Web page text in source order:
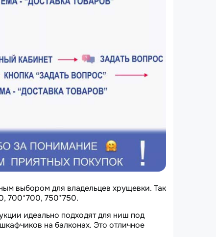
Замена глухой створки
Ремонт пластиковых окон
выбором для владельцев хрущевки. Так
700*700, 750*750.
идеально подходят для ниш под
на балконах. Это отличное